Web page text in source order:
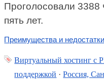
Проголосовали 3388
пять лет.
Преимущества и
Виртуальный хостинг c
поддержкой ·Россия,